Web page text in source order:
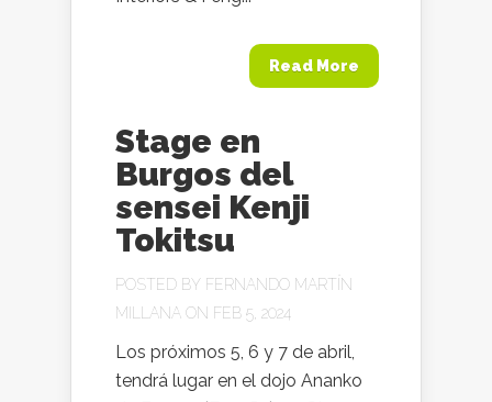
Read More
Stage en
Burgos del
sensei Kenji
Tokitsu
POSTED BY FERNANDO MARTÍN
MILLANA ON FEB 5, 2024
Los próximos 5, 6 y 7 de abril,
tendrá lugar en el dojo Ananko